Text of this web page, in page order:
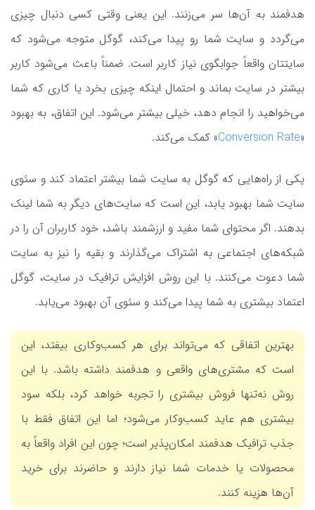
هدفمند به آن‌ها سر می‌زنند. این یعنی وقتی کسی دنبال چیزی
می‌گردد و سایت شما رو پیدا می‌کند، گوگل متوجه می‌شود که
سایتتان واقعاً جوابگوی نیاز کاربر است. ضمناً باعث می‌شود کاربر
بیشتر در سایت بماند و احتمال اینکه چیزی بخرد یا کاری که شما
می‌خواهید را انجام دهد، خیلی بیشتر می‌شود. این اتفاق، به بهبود
«
Conversion Rate» کمک می‌کند.
یکی از راه‌هایی که گوگل به سایت شما بیشتر اعتماد کند و سئوی
سایت شما بهبود یابد، این است که سایت‌های دیگر به شما لینک
بدهند. اگر محتوای شما مفید و ارزشمند باشد، خود کاربران آن را در
شبکه‌های اجتماعی‌ به اشتراک می‌گذارند و بقیه را نیز به سایت
شما دعوت می‌کنند. با این روش افزایش ترافیک در سایت، گوگل
اعتماد بیشتری به شما پیدا می‌کند و سئوی آن بهبود می‌یابد.
بهترین اتفاقی که می‌تواند برای هر کسب‌وکاری بیفتد، این
است که مشتری‌های واقعی و هدفمند داشته باشد. با این
روش نه‌تنها فروش بیشتری را تجربه خواهد کرد، بلکه سود
بیشتری هم عاید کسب‌وکار می‌شود؛ اما این اتفاق فقط با
جذب ترافیک هدفمند امکان‌پذیر است؛ چون این افراد واقعاً به
محصولات یا خدمات شما نیاز دارند و حاضرند برای خرید
آن‌ها هزینه کنند.